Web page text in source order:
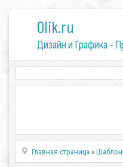
0lik.ru
Дизайн и Графика -
Главная страница »